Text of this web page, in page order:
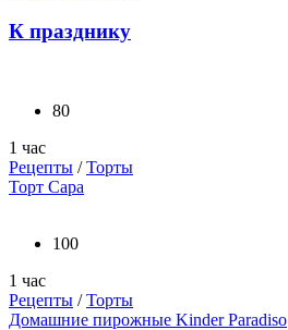
К празднику
80
1 час
Рецепты /Торты
Торт Сара
100
1 час
Рецепты /Торты
Домашние пирожные Kinder Paradiso